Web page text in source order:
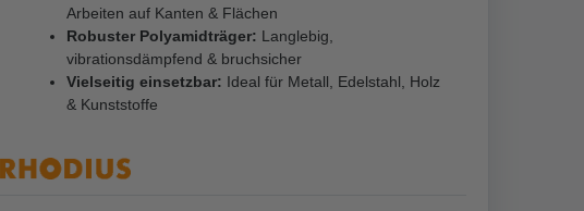
Arbeiten auf Kanten & Flächen
Robuster Polyamidträger: Langlebig,
vibrationsdämpfend & bruchsicher
Vielseitig einsetzbar: Ideal für Metall, Edelstahl, Holz
& Kunststoffe